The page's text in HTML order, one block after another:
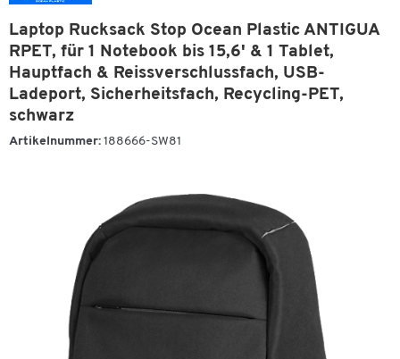
Laptop Rucksack Stop Ocean Plastic ANTIGUA
RPET, für 1 Notebook bis 15,6' & 1 Tablet,
Hauptfach & Reissverschlussfach, USB-
Ladeport, Sicherheitsfach, Recycling-PET,
schwarz
Artikelnummer: 188666-SW81